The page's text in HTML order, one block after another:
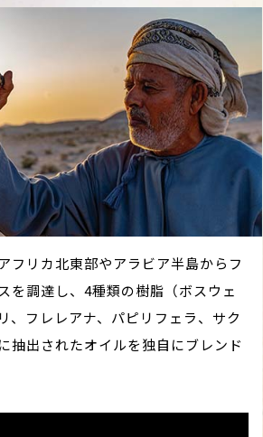
フリカ北東部やアラビア半島からフ
を調達し、4種類の樹脂（ボスウェ
、フレレアナ、パピリフェラ、サク
抽出されたオイルを独自にブレンド